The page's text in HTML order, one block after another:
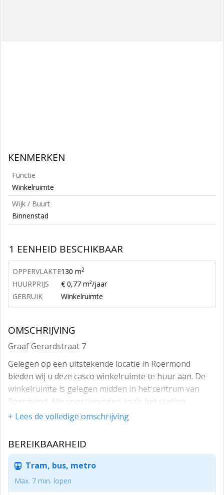
KENMERKEN
Functie
Winkelruimte
Wijk / Buurt
Binnenstad
1 EENHEID BESCHIKBAAR
OPPERVLAKTE130 m2
HUURPRIJS
€ 0,77 m²/jaar
GEBRUIK
Winkelruimte
OMSCHRIJVING
Graaf Gerardstraat 7
Gelegen op een uitstekende locatie in Roermond
bieden wij u deze casco winkelruimte te huur aan. De
winkelruimte is gelegen midden in het centrum van
Roermond. Alle voorzieningen zoals het station,
supermarkt, winkelcentrum en theater liggen in het
Kloosterwandplein met het Theaterhotel Oranjerie en
bezienswaardigheden en horeca gelegenheden.
De uitvalswegen zoals de N280 en de autosnelwegen
+ Lees de volledige omschrijving
BEREIKBAARHEID
Tram, bus, metro
Max. 7 min. lopen